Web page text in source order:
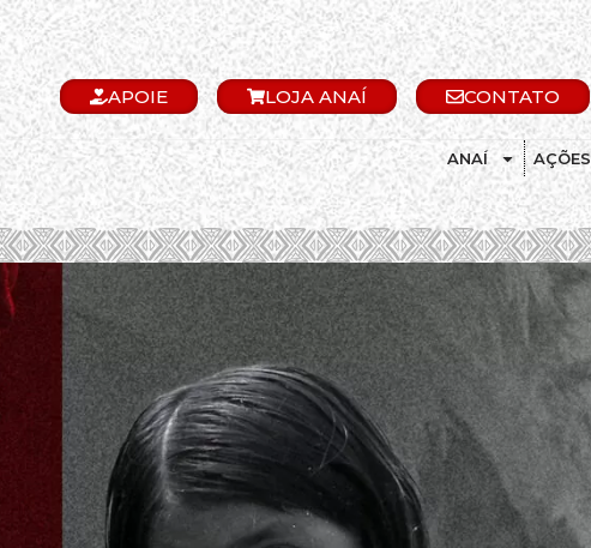
APOIE LOJA ANAÍ CONTATO
ANAÍ AÇÕES